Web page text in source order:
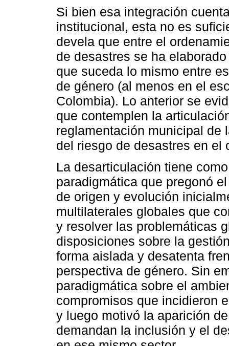
Si bien esa integración
institucional, esta no es
devela que entre el
de desastres se ha
que suceda lo mismo entre
de género (al menos en el
Colombia). Lo anterior se
que contemplen la
reglamentación municipal de
del riesgo de desastres en el
La desarticulación tiene
paradigmática que pregonó
de origen y evolución
multilaterales globales que
y resolver las problemáticas
disposiciones sobre la
forma aislada y desatenta
perspectiva de género. Sin
paradigmática sobre el
compromisos que incidieron
y luego motivó la aparición
demandan la inclusión y el